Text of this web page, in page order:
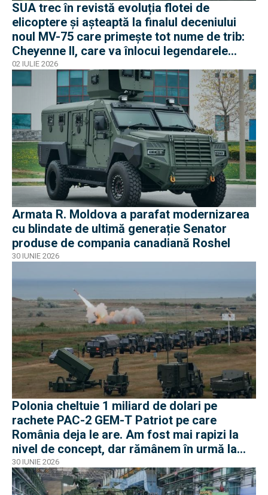
SUA trec în revistă evoluția flotei de
elicoptere și așteaptă la finalul deceniului
noul MV-75 care primește tot nume de trib:
Cheyenne II, care va înlocui legendarele
Black Hawk
02 IULIE 2026
Armata R. Moldova a parafat modernizarea
cu blindate de ultimă generație Senator
produse de compania canadiană Roshel
30 IUNIE 2026
Polonia cheltuie 1 miliard de dolari pe
rachete PAC-2 GEM-T Patriot pe care
România deja le are. Am fost mai rapizi la
nivel de concept, dar rămânem în urmă la
negocieri și industrie
30 IUNIE 2026